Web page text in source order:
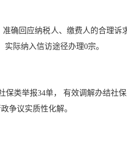
确回应纳税人、缴费人的合理诉
实际纳入信访途径办理0宗。
保类举报34单， 有效调解办结社
争议实质性化解。